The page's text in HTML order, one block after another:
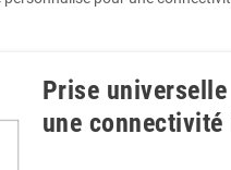
Prise
une